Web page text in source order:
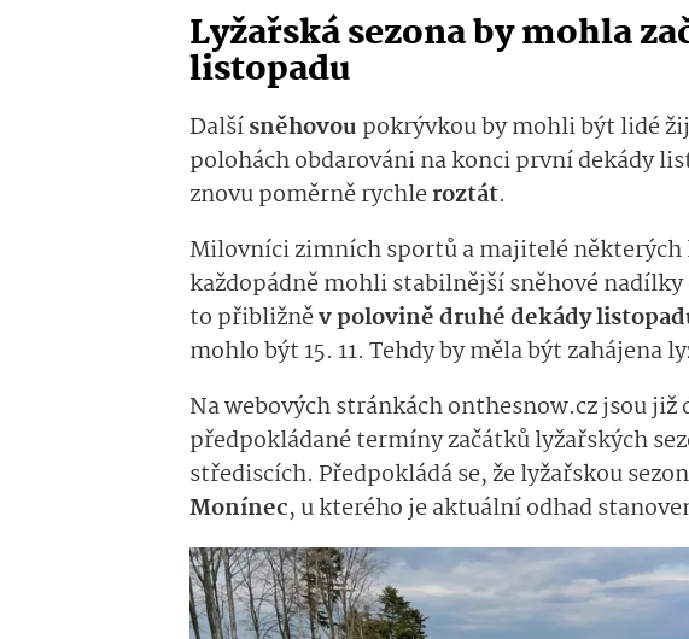
Lyžařská sezona by mohla
listopadu
Dalšísněhovou pokrývkou by mohli být lidé
polohách obdarováni na konci první dekády
znovu poměrně rychleroztát.
Milovníci zimních sportů a majitelé některých
každopádně mohli stabilnější sněhové
to přibližněv polovině druhé dekády
mohlo být 15. 11. Tehdy by měla být zahájena
Na webových stránkách onthesnow.cz jsou již
předpokládané termíny začátků lyžařských
střediscích. Předpokládá se, že lyžařskou
Monínec, u kterého je aktuální odhad